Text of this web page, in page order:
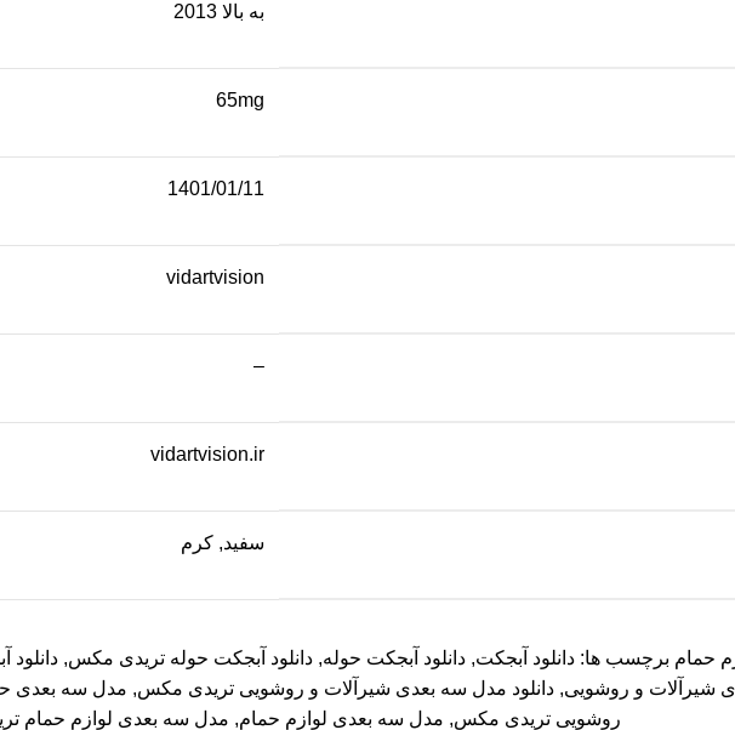
به بالا 2013
65mg
1401/01/11
vidartvision
–
vidartvision.ir
سفید, کرم
حمام برچسب ها: دانلود آبجکت, دانلود آبجکت حوله, دانلود آبجکت حوله تریدی مکس,
شیرآلات و روشویی, دانلود مدل سه بعدی شیرآلات و روشویی تریدی مکس, مدل سه بعدی
روشویی تریدی مکس, مدل سه بعدی لوازم حمام, مدل سه بعدی لوازم حمام